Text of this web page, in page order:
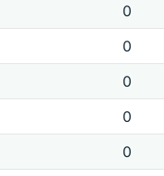
0
0
0
0
0